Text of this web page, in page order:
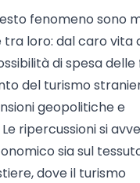
fenomeno sono
loro: dal caro vita
di spesa delle
del turismo
geopolitiche e
ripercussioni si
sia sul
dove il turismo